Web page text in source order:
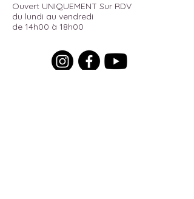
Ouvert UNIQUEMENT Sur RDV
du lundi au vendredi
de 14h00 à 18h00